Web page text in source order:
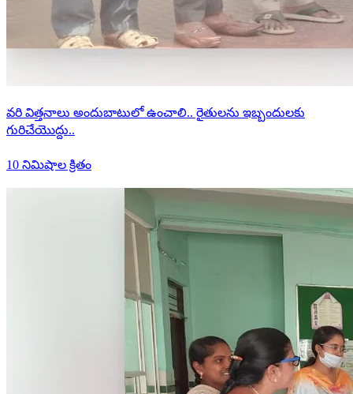
వరి విత్తనాలు అందుబాటులో ఉంచాలి.. రైతులను ఇబ్బందులకు
గురిచేయొద్దు..
10 నిమిషాల క్రితం